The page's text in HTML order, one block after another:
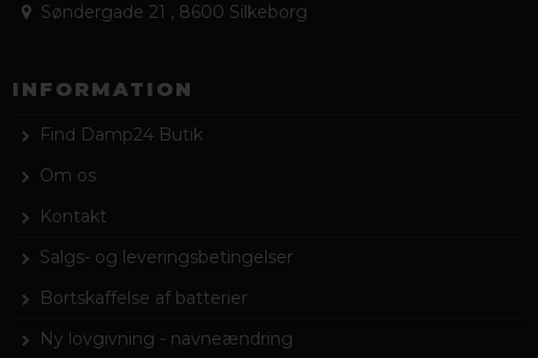
Søndergade 21 , 8600 Silkeborg
INFORMATION
Find Damp24 Butik
Om os
Kontakt
Salgs- og leveringsbetingelser
Bortskaffelse af batterier
Ny lovgivning - navneændring